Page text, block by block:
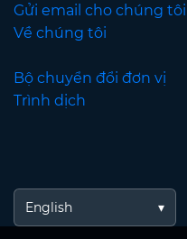
Gửi email cho chúng tôi
Về chúng tôi
Bộ chuyển đổi đơn vị
Trình dịch
English